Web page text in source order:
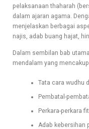
pelaksanaan thaharah
dalam ajaran agama.
menjelaskan berbagai
najis, adab buang hajat,
Dalam sembilan bab
mendalam yang
Tata cara wudhu
Pembatal-
Perkara-perkara
Adab kebersihan